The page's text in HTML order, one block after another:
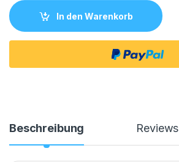
In den Warenkorb
Beschreibung Reviews